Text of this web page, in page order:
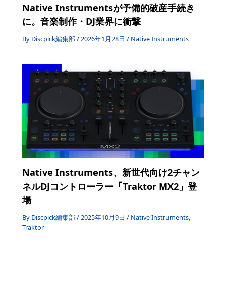
Native Instrumentsが予備的破産手続き
に。音楽制作・DJ業界に衝撃
By Discpick編集部/ 2026年1月28日/ Native Instruments
Native Instruments、新世代向け2チャン
ネルDJコントローラー「Traktor MX2」登
場
By Discpick編集部/2025年10月9日/ Native Instruments,
Traktor